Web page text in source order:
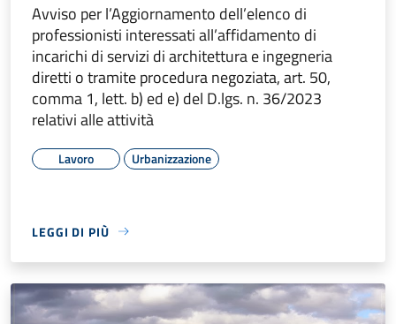
Avviso per l’Aggiornamento dell’elenco di
professionisti interessati all’affidamento di
incarichi di servizi di architettura e ingegneria
diretti o tramite procedura negoziata, art. 50,
comma 1, lett. b) ed e) del D.lgs. n. 36/2023
relativi alle attività
Lavoro Urbanizzazione
LEGGI DI PIÙ